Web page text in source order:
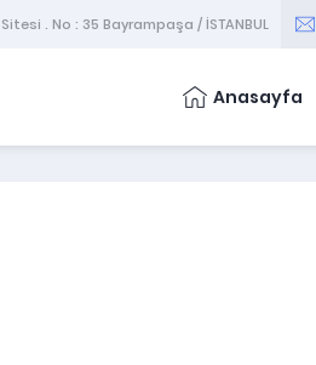
. No : 35 Bayrampaşa / İSTANBUL
Anasayfa